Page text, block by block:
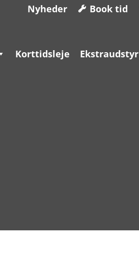
Nyheder Book tid
Korttidsleje
Ekstraudstyr